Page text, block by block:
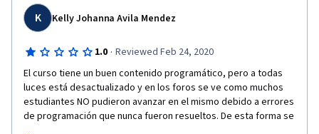
aprender R y si hablas español :D
K Kelly Johanna Avila Mendez
1.0 · Reviewed Feb 24, 2020
El curso tiene un buen contenido programático, pero a todas
luces está desactualizado y en los foros se ve como muchos
estudiantes NO pudieron avanzar en el mismo debido a errores
de programación que nunca fueron resueltos. De esta forma se